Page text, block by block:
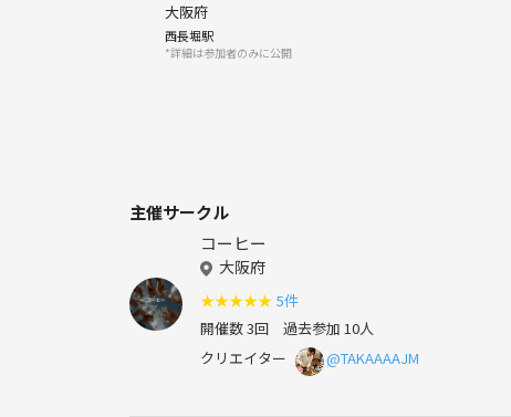
大阪府
西長堀駅
*詳細は参加者のみに公開
主催サークル
コーヒー
大阪府
★★★★★ 5件
開催数 3回 過去参加 10人
クリエイター
@TAKAAAAJM